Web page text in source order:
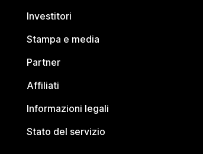
Investitori
Stampa e media
Partner
Affiliati
Informazioni legali
Stato del servizio